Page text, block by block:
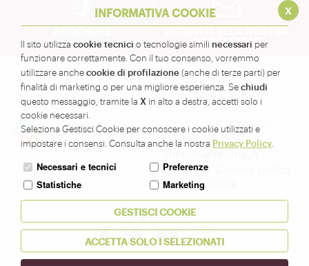
x
INFORMATIVA COOKIE
Il sito utilizza cookie tecnici o tecnologie simili necessari per
funzionare correttamente. Con il tuo consenso, vorremmo
utilizzare anchecookie di profilazione (anche di terze parti) per
finalità di marketing o per una migliore esperienza. Sechiudi
questo messaggio, tramite la X in alto a destra, accetti solo i
cookie necessari.
Seleziona Gestisci Cookie per conoscere i cookie utilizzati e
impostare i consensi. Consulta anche la nostra Privacy Policy
Necessari e tecnici
Preferenze
Statistiche
Marketing
GESTISCI COOKIE
ACCETTA SOLO I SELEZIONATI
BROCHURE ISCRIVITI ALLA NOSTRA
NEWSLETTER
Amministrazione
Provinciale di Sondrio -
Servizio Turismo
Corso XXV Aprile, 22 -
23100 Sondrio -
info@valtellina.it-
Privacy-
Accessibilità
Seguici su